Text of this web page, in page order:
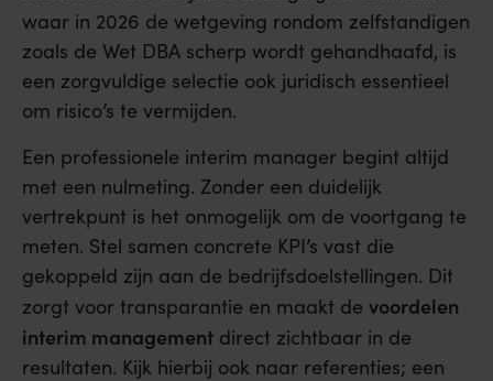
waar in 2026 de wetgeving rondom zelfstandigen
zoals de Wet DBA scherp wordt gehandhaafd, is
een zorgvuldige selectie ook juridisch essentieel
om risico’s te vermijden.
Een professionele interim manager begint altijd
met een nulmeting. Zonder een duidelijk
vertrekpunt is het onmogelijk om de voortgang te
meten. Stel samen concrete KPI’s vast die
gekoppeld zijn aan de bedrijfsdoelstellingen. Dit
zorgt voor transparantie en maakt de voordelen
interim management direct zichtbaar in de
resultaten. Kijk hierbij ook naar referenties; een